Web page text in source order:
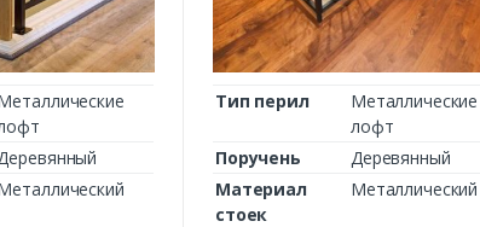
Тип перил
Металлические
лофт
Поручень
Деревянный
Материал
стоек
Металлический